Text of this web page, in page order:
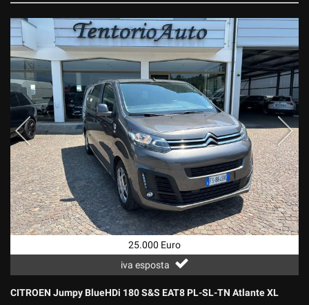
25.000 Euro
iva esposta
CITROEN Jumpy BlueHDi 180 S&S EAT8 PL-SL-TN Atlante XL